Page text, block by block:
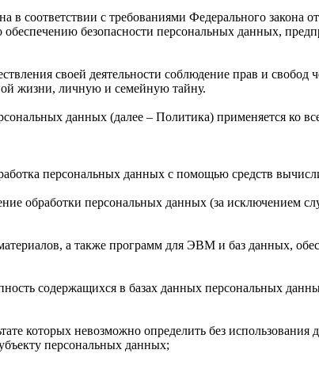
в соответствии с требованиями Федерального
обеспечению безопасности персональных данных,
своей деятельности соблюдение прав и свобод
жизни, личную и семейную тайну.
данных (далее – Политика) применяется ко
персональных данных с помощью средств
обработки персональных данных (за исключением
а также программ для ЭВМ и баз данных,
содержащихся в базах данных персональных
которых невозможно определить без
персональных данных;